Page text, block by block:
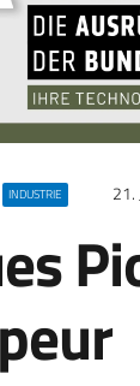
INDUSTRIE 21.